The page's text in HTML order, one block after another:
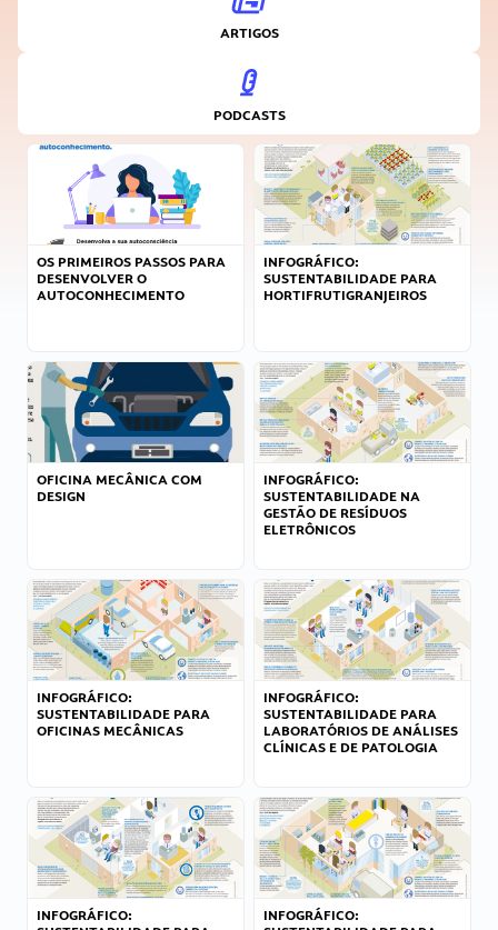
ARTIGOS
PODCASTS
OS PRIMEIROS PASSOS PARA
DESENVOLVER O
AUTOCONHECIMENTO
INFOGRÁFICO:
SUSTENTABILIDADE PARA
HORTIFRUTIGRANJEIROS
OFICINA MECÂNICA COM
DESIGN
INFOGRÁFICO:
SUSTENTABILIDADE NA
GESTÃO DE RESÍDUOS
ELETRÔNICOS
INFOGRÁFICO:
SUSTENTABILIDADE PARA
OFICINAS MECÂNICAS
INFOGRÁFICO:
SUSTENTABILIDADE PARA
LABORATÓRIOS DE ANÁLISES
CLÍNICAS E DE PATOLOGIA
INFOGRÁFICO:
INFOGRÁFICO: